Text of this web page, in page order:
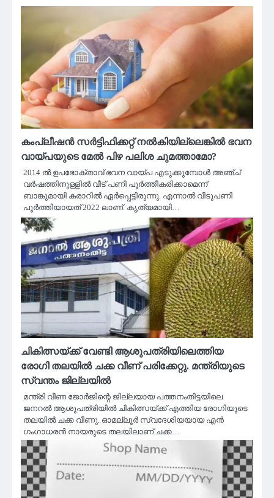
കംപ്ലീഷൻ സർട്ടിഫിക്കറ്റ് നൽകിയില്ലെങ്കിൽ ഭവന
വായ്പയുടെ മേൽ പിഴ പലിശ ചുമത്താമോ?
2014 ൽ ഉപഭോക്താവ് ഭവന വായ്പ എടുക്കുമ്പോൾ അഞ്ച്
വർഷത്തിനുള്ളിൽ വീട് പണി പൂർത്തീകരിക്കാമെന്ന്
ബാങ്കുമായി കരാറിൽ ഏർപ്പെട്ടിരുന്നു. എന്നാൽ വീടുപണി
പൂർത്തിയായത് 2022 ലാണ്. കൃത്യമായി…
ചികിത്സയ്ക്ക് വേണ്ടി ആശുപത്രിയിലെത്തിയ
രോഗി തലയിൽ ചക്ക വീണ് പരിക്കേറ്റു. മന്ത്രിയുടെ
സ്വന്തം ജില്ലയിൽ
മന്ത്രി വീണ ജോർജിന്റെ ജില്ലയായ പത്തനംതിട്ടയിലെ
ജനറൽ ആശുപത്രിയിൽ ചികിത്സയ്ക്ക് എത്തിയ രോഗിയുടെ
തലയിൽ ചക്ക വീണു. ഓമല്ലൂർ സ്വദേശിയയായ എൻ
ഗംഗാധരൻ നായരുടെ തലയിലാണ് ചക്ക…